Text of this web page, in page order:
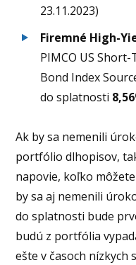
23.11.2023)
Firemné High-
PIMCO US
Bond Index
do splatnosti
Ak by sa nemenili
portfólio dlhopisov,
napovie, koľko
by sa aj nemenili
do splatnosti bude
budú z portfólia
ešte v časoch nízkych